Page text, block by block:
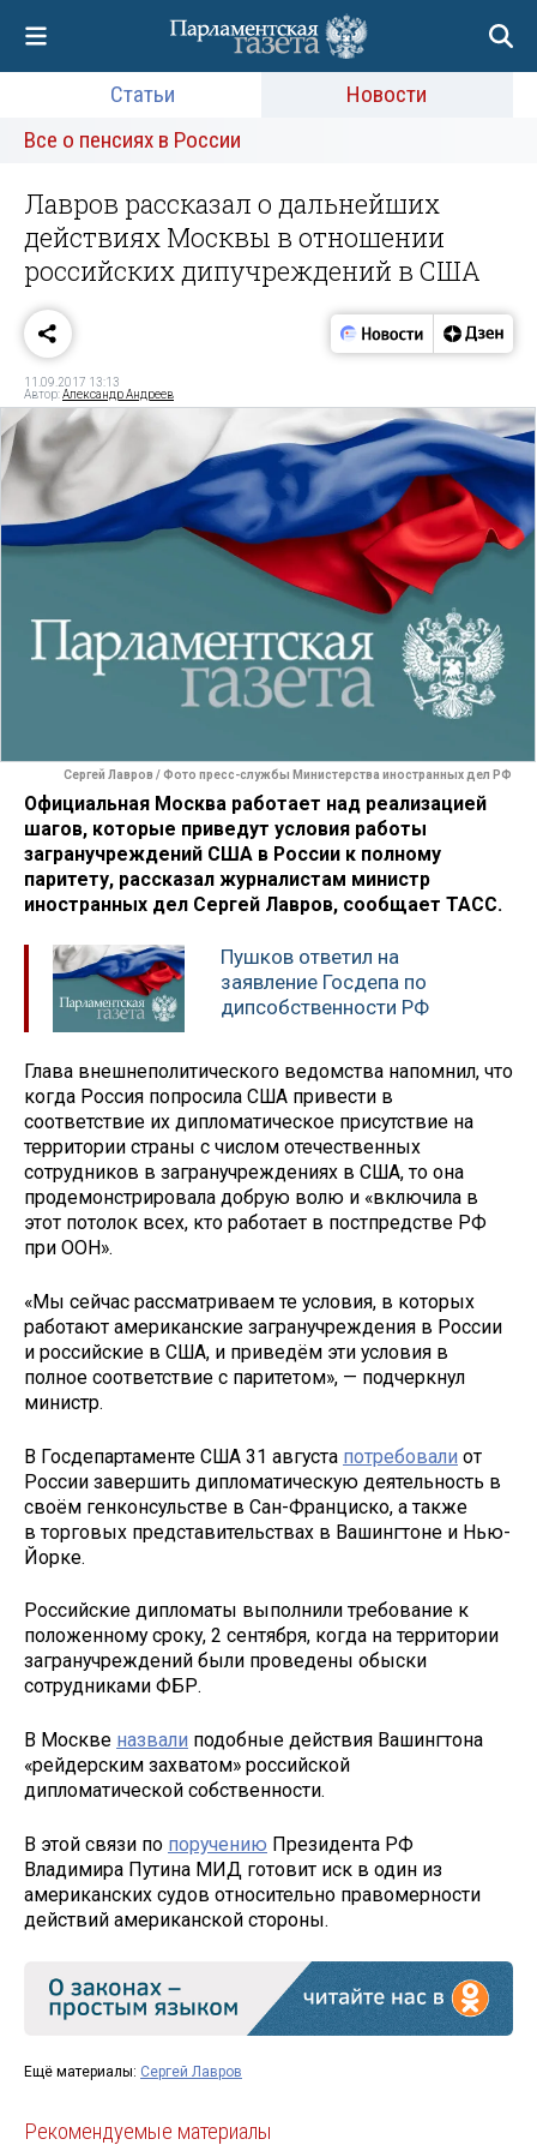
Статьи
Новости
Все о пенсиях в России
Лавров рассказал о дальнейших
действиях Москвы в отношении
российских дипучреждений в США
11.09.2017 13:13
Автор:Александр Андреев
Сергей Лавров / Фото пресс-службы Министерства иностранных дел РФ
Официальная Москва работает над реализацией
шагов, которые приведут условия работы
загранучреждений США в России к полному
паритету, рассказал журналистам министр
иностранных дел Сергей Лавров, сообщает ТАСС.
Пушков ответил на
заявление Госдепа по
дипсобственности РФ
Глава внешнеполитического ведомства напомнил, что
когда Россия попросила США привести в
соответствие их дипломатическое присутствие на
территории страны с числом отечественных
сотрудников в загранучреждениях в США, то она
продемонстрировала добрую волю и «включила в
этот потолок всех, кто работает в постпредстве РФ
при ООН».
«Мы сейчас рассматриваем те условия, в которых
работают американские загранучреждения в России
и российские в США, и приведём эти условия в
полное соответствие с паритетом», — подчеркнул
министр.
В Госдепартаменте США 31 августа потребовали от
России завершить дипломатическую деятельность в
своём генконсульстве в Сан-Франциско, а также
в торговых представительствах в Вашингтоне и Нью-
Йорке.
Российские дипломаты выполнили требование к
положенному сроку, 2 сентября, когда на территории
загранучреждений были проведены обыски
сотрудниками ФБР.
В Москве назвали подобные действия Вашингтона
«рейдерским захватом» российской
дипломатической собственности.
В этой связи по поручению Президента РФ
Владимира Путина МИД готовит иск в один из
американских судов относительно правомерности
действий американской стороны.
Ещё материалы: Сергей Лавров
Рекомендуемые материалы